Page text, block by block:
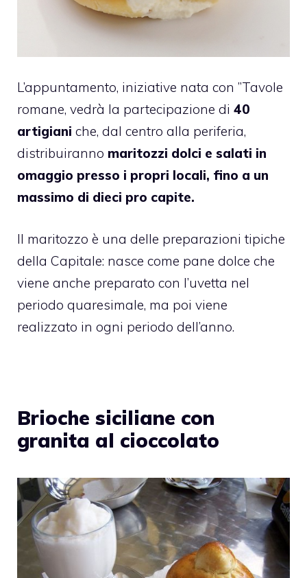
L’appuntamento, iniziative nata con ”Tavole
romane, vedrà la partecipazione di 40
artigiani che, dal centro alla periferia,
distribuiranno maritozzi dolci e salati in
omaggio presso i propri locali, fino a un
massimo di dieci pro capite.
Il maritozzo è una delle preparazioni tipiche
della Capitale: nasce come pane dolce che
viene anche preparato con l’uvetta nel
periodo quaresimale, ma poi viene
realizzato in ogni periodo dell’anno.
Brioche siciliane con
granita al cioccolato